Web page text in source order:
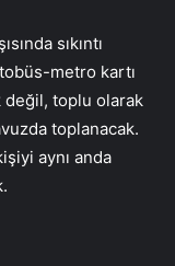
sıkıntı
metro kartı
değil, toplu olarak
toplanacak.
aynı anda